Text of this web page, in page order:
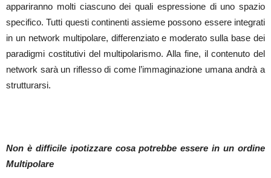
appariranno molti ciascuno dei quali espressione di uno spazio
specifico. Tutti questi continenti assieme possono essere integrati
in un network multipolare, differenziato e moderato sulla base dei
paradigmi costitutivi del multipolarismo. Alla fine, il contenuto del
network sarà un riflesso di come l’immaginazione umana andrà a
strutturarsi.
Non è difficile ipotizzare cosa potrebbe essere in un ordine
Multipolare